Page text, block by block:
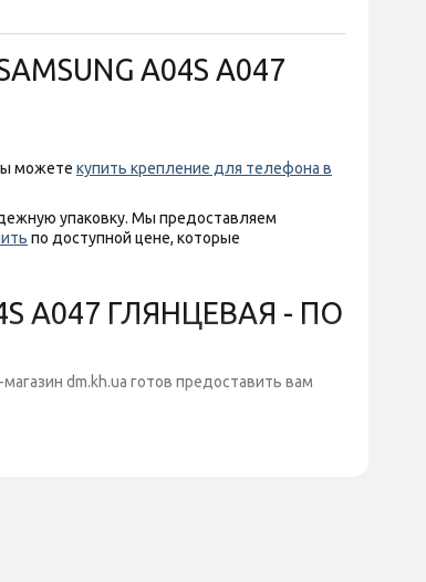
A04S A047
можете купить крепление для телефона в
упаковку. Мы предоставляем
по доступной цене, которые
A047 ГЛЯНЦЕВАЯ - ПО
dm.kh.ua готов предоставить вам